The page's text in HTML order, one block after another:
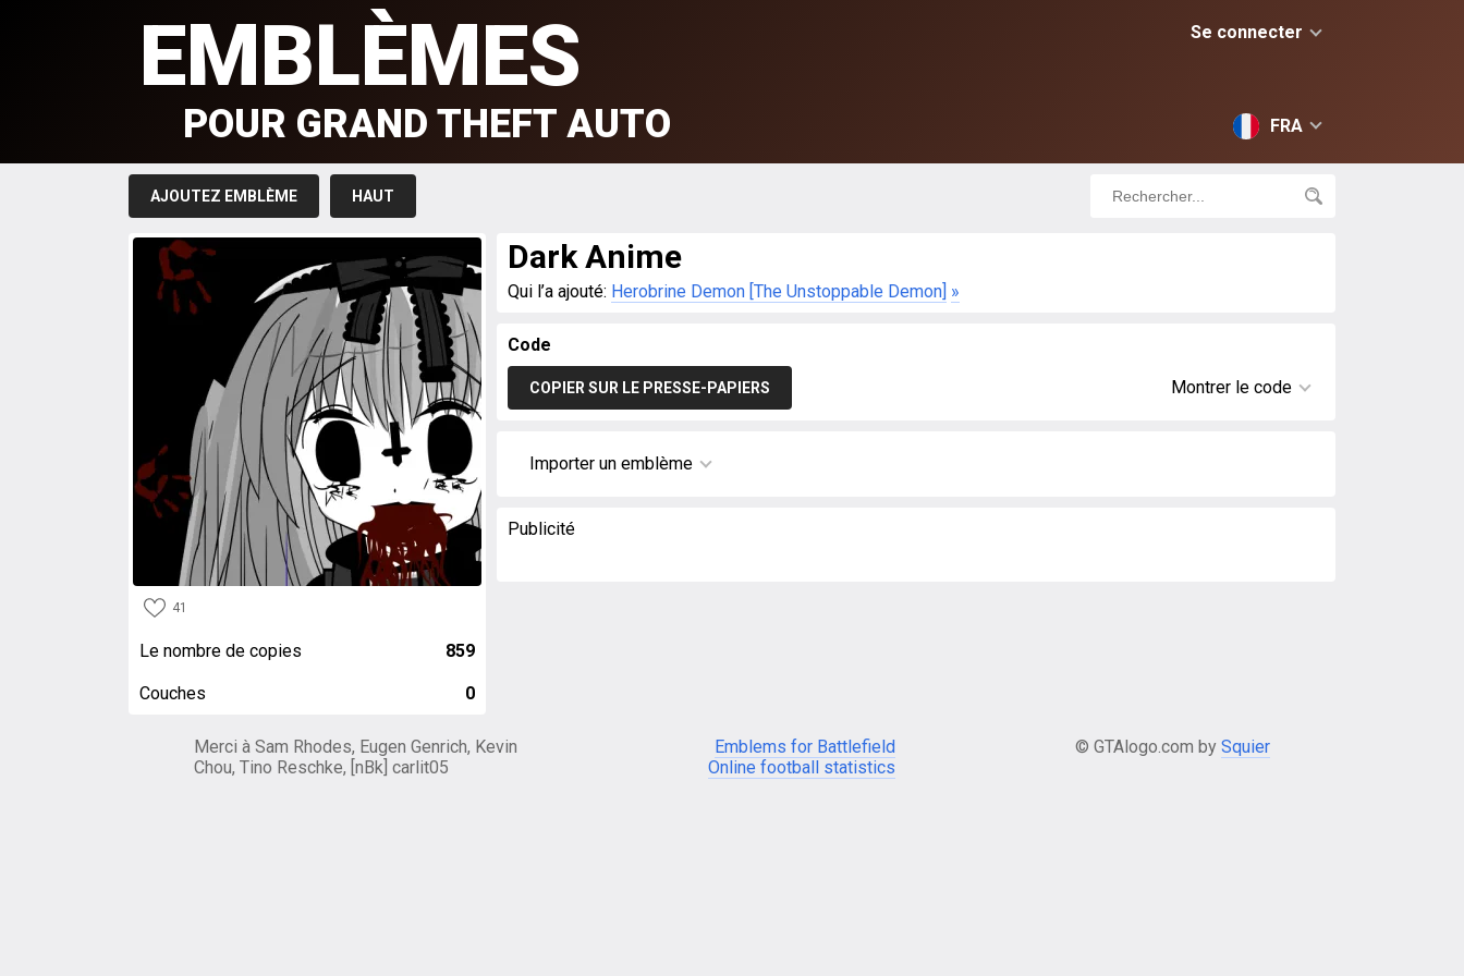
Se connecter
FRA
EMBLÈMES
POUR GRAND THEFT AUTO
AJOUTEZ EMBLÈME HAUT
41
Le nombre de copies 859
Couches 0
Dark Anime
Qui l’a ajouté: Herobrine Demon [The Unstoppable Demon] »
Code
COPIER SUR LE PRESSE-PAPIERS Montrer le code
Importer un emblème
Publicité
Merci à Sam Rhodes, Eugen Genrich, Kevin
Chou, Tino Reschke, [nBk] carlit05
Emblems for Battlefield
Online football statistics
© GTAlogo.com by Squier